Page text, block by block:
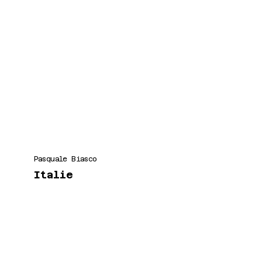
Pasquale Biasco
Italie